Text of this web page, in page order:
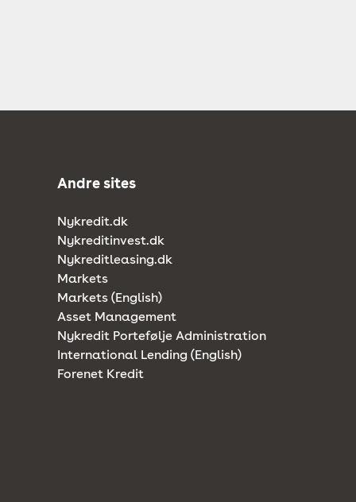
Andre sites
Nykredit.dk
Nykreditinvest.dk
Nykreditleasing.dk
Markets
Markets (English)
Asset Management
Nykredit Portefølje Administration
International Lending (English)
Forenet Kredit